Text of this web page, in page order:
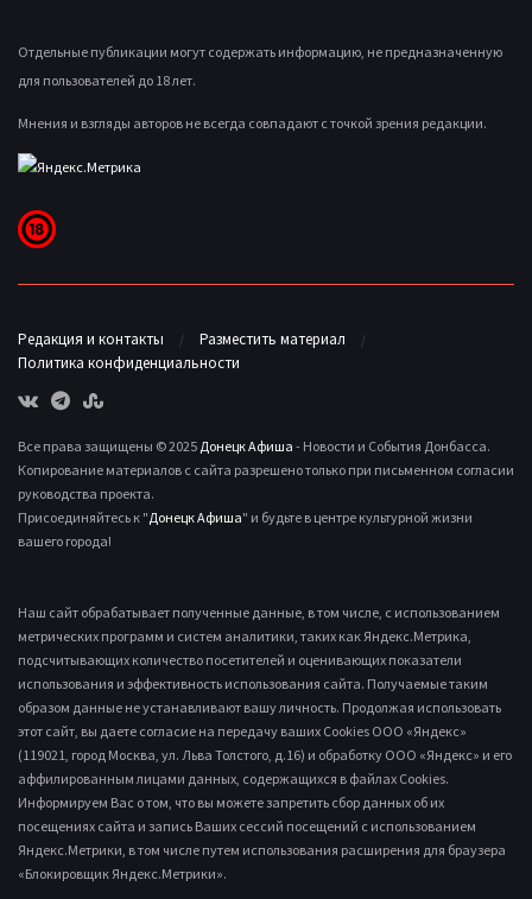
Отдельные публикации могут содержать информацию, не предназначенную
для пользователей до 18 лет.
Мнения и взгляды авторов не всегда совпадают с точкой зрения редакции.
Редакция и контакты
Разместить материал
Политика конфиденциальности
Все права защищены © 2025 Донецк Афиша - Новости и События Донбасса.
Копирование материалов с сайта разрешено только при письменном согласии
руководства проекта.
Присоединяйтесь к "Донецк Афиша" и будьте в центре культурной жизни
вашего города!
Наш сайт обрабатывает полученные данные, в том числе, с использованием
метрических программ и систем аналитики, таких как Яндекс.Метрика,
подсчитывающих количество посетителей и оценивающих показатели
использования и эффективность использования сайта. Получаемые таким
образом данные не устанавливают вашу личность. Продолжая использовать
этот сайт, вы даете согласие на передачу ваших Cookies ООО «Яндекс»
(119021, город Москва, ул. Льва Толстого, д.16) и обработку ООО «Яндекс» и его
аффилированным лицами данных, содержащихся в файлах Cookies.
Информируем Вас о том, что вы можете запретить сбор данных об их
посещениях сайта и запись Ваших сессий посещений с использованием
Яндекс.Метрики, в том числе путем использования расширения для браузера
«Блокировщик Яндекс.Метрики».